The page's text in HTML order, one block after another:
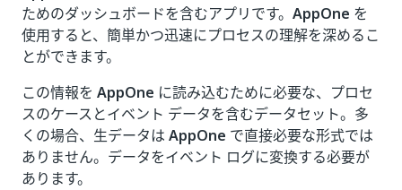
ためのダッシュボードを含むアプリです。 AppOne を
使用すると、簡単かつ迅速にプロセスの理解を深めるこ
とができます。
この情報を AppOne に読み込むために必要な、プロセ
スのケースとイベント データを含むデータセット。多
くの場合、生データは AppOne で直接必要な形式では
ありません。データをイベント ログに変換する必要が
あります。